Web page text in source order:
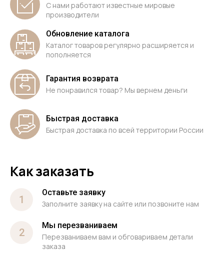
С нами работают известные мировые
производители
Обновление каталога
Каталог товаров регулярно расширяется и
пополняется
Гарантия возврата
Не понравился товар? Мы вернем деньги
Быстрая доставка
Быстрая доставка по всей территории России
Как заказать
1
Оставьте заявку
Заполните заявку на сайте или позвоните нам
2
Мы перезваниваем
Перезваниваем вам и обговариваем детали
заказа